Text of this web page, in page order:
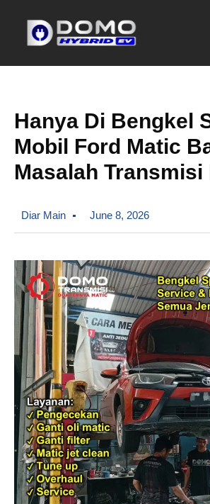
Hanya Di Bengkel
Mobil Ford Matic
Masalah Transmisi
Diar Main June 8, 2026